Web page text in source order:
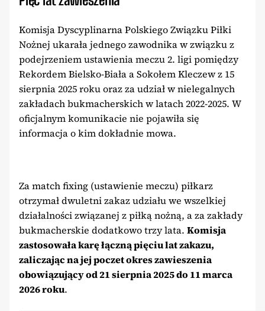
Komisja Dyscyplinarna Polskiego Związku Piłki
Nożnej ukarała jednego zawodnika w związku z
podejrzeniem ustawienia meczu 2. ligi pomiędzy
Rekordem Bielsko-Biała a Sokołem Kleczew z 15
sierpnia 2025 roku oraz za udział w nielegalnych
zakładach bukmacherskich w latach 2022-2025. W
oficjalnym komunikacie nie pojawiła się
informacja o kim dokładnie mowa.
Za match fixing (ustawienie meczu) piłkarz
otrzymał dwuletni zakaz udziału we wszelkiej
działalności związanej z piłką nożną, a za zakłady
bukmacherskie dodatkowo trzy lata. Komisja
zastosowała karę łączną pięciu lat zakazu,
zaliczając na jej poczet okres zawieszenia
obowiązujący od 21 sierpnia 2025 do 11 marca
2026 roku.